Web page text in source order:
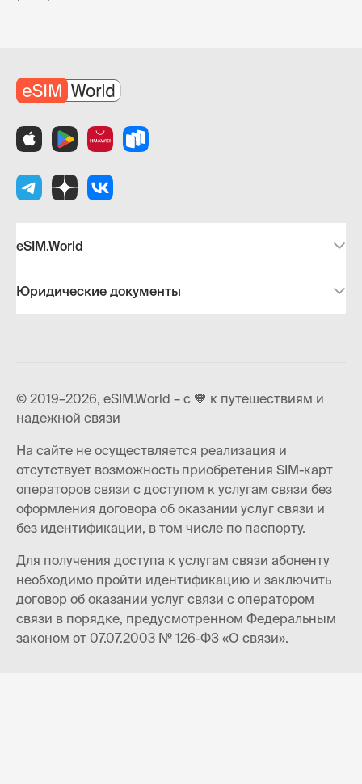
eSIM.World
Юридические документы
© 2019–2026, eSIM.World – с 🧡 к путешествиям и
надежной связи
На сайте не осуществляется реализация и
отсутствует возможность приобретения SIM-карт
операторов связи с доступом к услугам связи без
оформления договора об оказании услуг связи и
без идентификации, в том числе по паспорту.
Для получения доступа к услугам связи абоненту
необходимо пройти идентификацию и заключить
договор об оказании услуг связи с оператором
связи в порядке, предусмотренном Федеральным
законом от 07.07.2003 № 126-ФЗ «О связи».